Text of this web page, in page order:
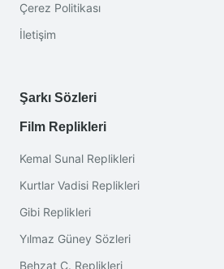
Çerez Politikası
İletişim
Şarkı Sözleri
Film Replikleri
Kemal Sunal Replikleri
Kurtlar Vadisi Replikleri
Gibi Replikleri
Yılmaz Güney Sözleri
Behzat Ç. Replikleri